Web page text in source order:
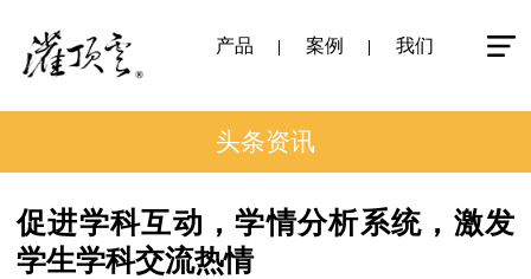
产品 案例 我们
头条资讯
促进学科互动，学情分析系统，激发
学生学科交流热情